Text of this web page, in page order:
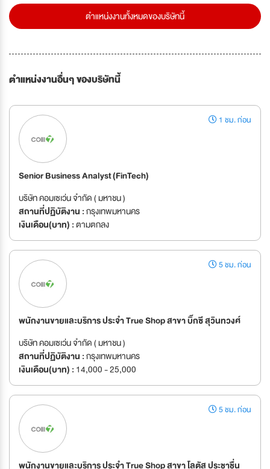
ตำแหน่งงานทั้งหมดของบริษัทนี้
ตำแหน่งงานอื่นๆ ของบริษัทนี้
1 ชม. ก่อน
Senior Business Analyst (FinTech)
บริษัท คอมเซเว่น จำกัด ( มหาชน )
สถานที่ปฏิบัติงาน :กรุงเทพมหานคร
เงินเดือน(บาท) :ตามตกลง
5 ชม. ก่อน
พนักงานขายและบริการ ประจำ True Shop สาขา บิ๊กซี สุวินทวงศ์
บริษัท คอมเซเว่น จำกัด ( มหาชน )
สถานที่ปฏิบัติงาน :กรุงเทพมหานคร
เงินเดือน(บาท) : 14,000 - 25,000
5 ชม. ก่อน
พนักงานขายและบริการ ประจำ True Shop สาขา โลตัส ประชาชื่น